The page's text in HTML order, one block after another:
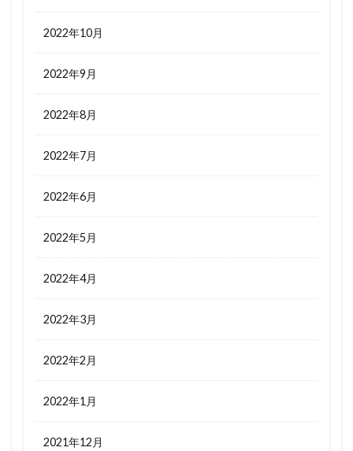
2022年10月
2022年9月
2022年8月
2022年7月
2022年6月
2022年5月
2022年4月
2022年3月
2022年2月
2022年1月
2021年12月